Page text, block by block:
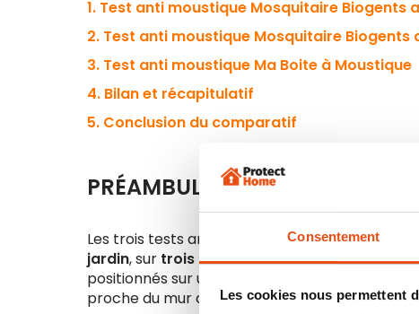
Consentement
Les cookies nous permettent
1. Test anti moustique Mosquitaire Biogents
2. Test anti moustique Mosquitaire Biogents
3. Test anti moustique Ma Boite à Moustique
4. Bilan et récapitulatif
5. Conclusion du comparatif
PRÉAMBULE TEST ANTI
Les trois tests anti moustique ont été
jardin, sur trois années différentes.De
positionnés sur une dalle à environ
proche du mur d’enceinte, sous des arbustes